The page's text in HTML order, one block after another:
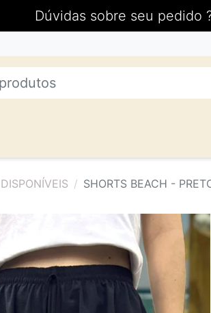
Dúvidas sobre seu pedido
SHORTS BEACH -